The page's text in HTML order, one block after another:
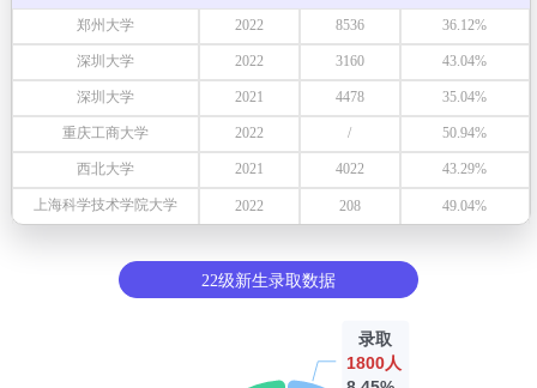
郑州大学 2022 8536 36.12%
深圳大学 2022 3160 43.04%
深圳大学 2021 4478 35.04%
重庆工商大学 2022 / 50.94%
西北大学 2021 4022 43.29%
上海科学技术学院大学 2022 208 49.04%
22级新生录取数据